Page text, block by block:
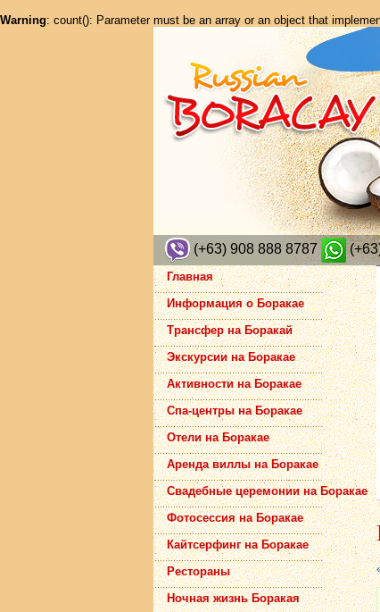
Warning: count(): Parameter must be an array or an object that
(+63) 908 888 8787
Главная
Информация о Боракае
Трансфер на Боракай
Экскурсии на Боракае
Активности на Боракае
Спа-центры на Боракае
Отели на Боракае
Аренда виллы на Боракае
Свадебные церемонии на Боракае
Фотосессия на Боракае
Кайтсерфинг на Боракае
Рестораны
Ночная жизнь Боракая